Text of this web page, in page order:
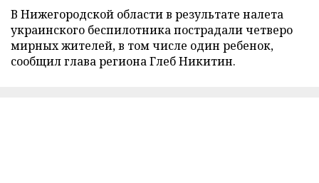
В Нижегородской области в результате налета
украинского беспилотника пострадали четверо
мирных жителей, в том числе один ребенок,
сообщил глава региона Глеб Никитин.